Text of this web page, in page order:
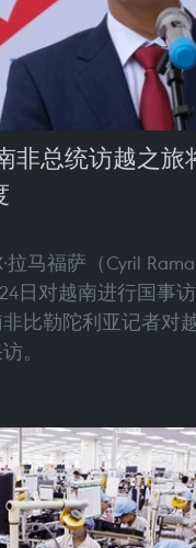
非总统访越之旅
马福萨（Cyril
日对越南进行国事
比勒陀利亚记者对
。